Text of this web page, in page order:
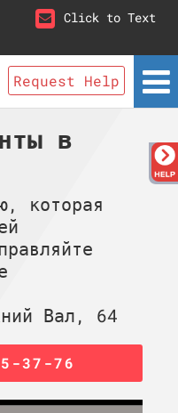
Click to Text
Request Help
в
которая
Вал, 64
37-76